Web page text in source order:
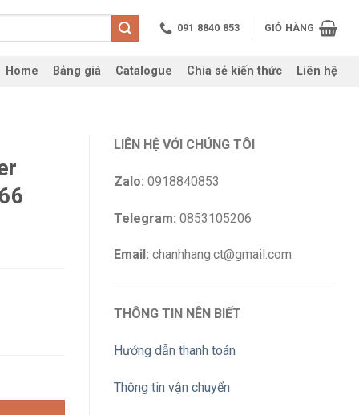
091 8840 853 GIỎ HÀNG
Home Bảng giá Catalogue Chia sẻ kiến thức Liên hệ
LIÊN HỆ VỚI CHÚNG TÔI
Zalo: 0918840853
Telegram: 0853105206
Email: chanhhang.ct@gmail.com
THÔNG TIN NÊN BIẾT
Hướng dẫn thanh toán
Thông tin vận chuyển